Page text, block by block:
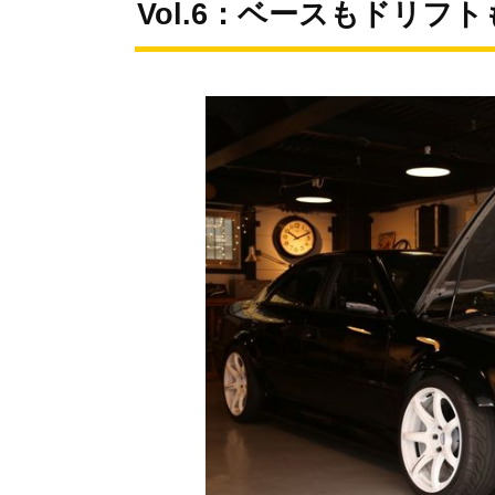
Vol.6：ベースもドリフト